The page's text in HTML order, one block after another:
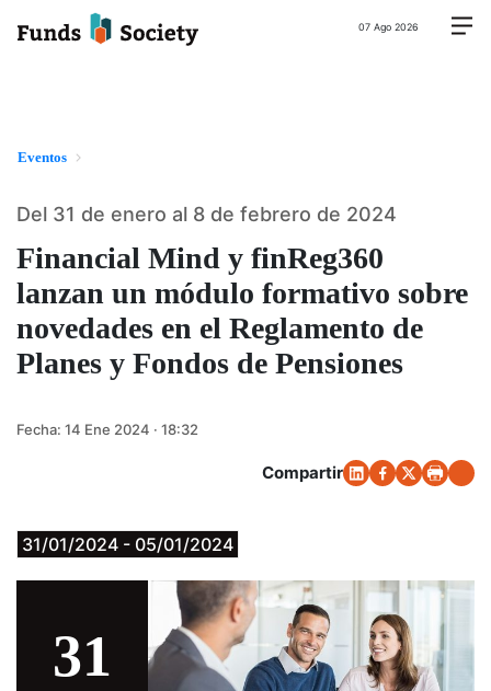
07 Ago 2026
Eventos
Financial Mind y finReg360
lanzan un módulo formativo sobre
novedades en el Reglamento de
Planes y Fondos de Pensiones
Del 31 de enero al 8 de febrero de 2024
Fecha: 14 Ene 2024 · 18:32
Compartir
31/01/2024 - 05/01/2024
31